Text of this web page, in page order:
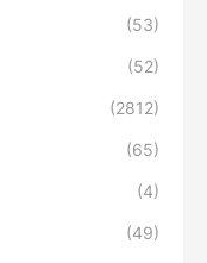
(53)
(52)
(2812)
(65)
(4)
(49)